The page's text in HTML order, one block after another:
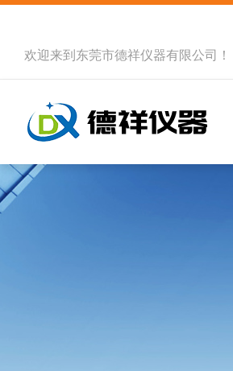
欢迎来到 东莞市德祥仪器有限公司 ！